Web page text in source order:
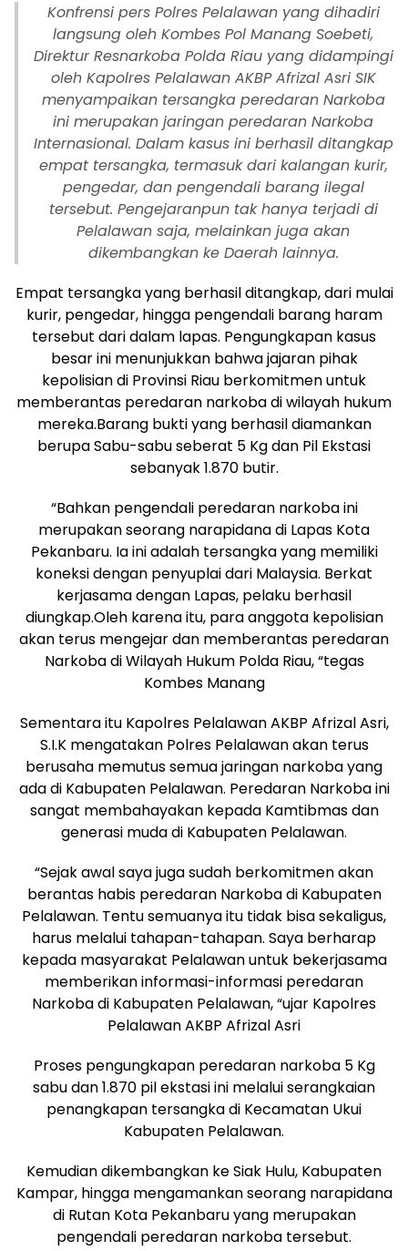
Konfrensi pers Polres Pelalawan yang dihadiri
langsung oleh Kombes Pol Manang Soebeti,
Direktur Resnarkoba Polda Riau yang didampingi
oleh Kapolres Pelalawan AKBP Afrizal Asri SIK
menyampaikan tersangka peredaran Narkoba
ini merupakan jaringan peredaran Narkoba
Internasional. Dalam kasus ini berhasil ditangkap
empat tersangka, termasuk dari kalangan kurir,
pengedar, dan pengendali barang ilegal
tersebut. Pengejaranpun tak hanya terjadi di
Pelalawan saja, melainkan juga akan
dikembangkan ke Daerah lainnya.
Empat tersangka yang berhasil ditangkap, dari mulai
kurir, pengedar, hingga pengendali barang haram
tersebut dari dalam lapas. Pengungkapan kasus
besar ini menunjukkan bahwa jajaran pihak
kepolisian di Provinsi Riau berkomitmen untuk
memberantas peredaran narkoba di wilayah hukum
mereka.Barang bukti yang berhasil diamankan
berupa Sabu-sabu seberat 5 Kg dan Pil Ekstasi
sebanyak 1.870 butir.
“Bahkan pengendali peredaran narkoba ini
merupakan seorang narapidana di Lapas Kota
Pekanbaru. Ia ini adalah tersangka yang memiliki
koneksi dengan penyuplai dari Malaysia. Berkat
kerjasama dengan Lapas, pelaku berhasil
diungkap.Oleh karena itu, para anggota kepolisian
akan terus mengejar dan memberantas peredaran
Narkoba di Wilayah Hukum Polda Riau, “tegas
Kombes Manang
Sementara itu Kapolres Pelalawan AKBP Afrizal Asri,
S.I.K mengatakan Polres Pelalawan akan terus
berusaha memutus semua jaringan narkoba yang
ada di Kabupaten Pelalawan. Peredaran Narkoba ini
sangat membahayakan kepada Kamtibmas dan
generasi muda di Kabupaten Pelalawan.
“Sejak awal saya juga sudah berkomitmen akan
berantas habis peredaran Narkoba di Kabupaten
Pelalawan. Tentu semuanya itu tidak bisa sekaligus,
harus melalui tahapan-tahapan. Saya berharap
kepada masyarakat Pelalawan untuk bekerjasama
memberikan informasi-informasi peredaran
Narkoba di Kabupaten Pelalawan, “ujar Kapolres
Pelalawan AKBP Afrizal Asri
Proses pengungkapan peredaran narkoba 5 Kg
sabu dan 1.870 pil ekstasi ini melalui serangkaian
penangkapan tersangka di Kecamatan Ukui
Kabupaten Pelalawan.
Kemudian dikembangkan ke Siak Hulu, Kabupaten
Kampar, hingga mengamankan seorang narapidana
di Rutan Kota Pekanbaru yang merupakan
pengendali peredaran narkoba tersebut.